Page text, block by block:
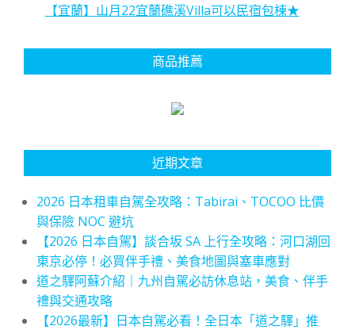
【宜蘭】山月22宜蘭礁溪Villa可以民宿包棟★
商品推薦
近期文章
2026 日本租車自駕全攻略：Tabirai、TOCOO 比價
與保險 NOC 避坑
【2026 日本自駕】談合坂 SA 上行全攻略：河口湖回
東京必停！必買伴手禮、美食地圖與塞車應對
道之驛阿蘇介紹｜九州自駕必訪休息站，美食、伴手
禮與交通攻略
【2026最新】日本自駕必看！全日本「道之驛」推